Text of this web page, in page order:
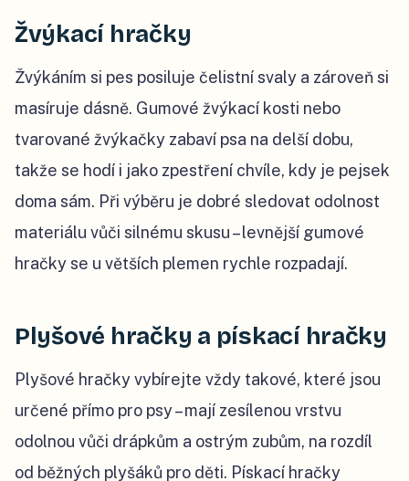
Žvýkací hračky
Žvýkáním si pes posiluje čelistní svaly a zároveň si
masíruje dásně. Gumové žvýkací kosti nebo
tvarované žvýkačky zabaví psa na delší dobu,
takže se hodí i jako zpestření chvíle, kdy je pejsek
doma sám. Při výběru je dobré sledovat odolnost
materiálu vůči silnému skusu – levnější gumové
hračky se u větších plemen rychle rozpadají.
Plyšové hračky a pískací hračky
Plyšové hračky vybírejte vždy takové, které jsou
určené přímo pro psy – mají zesílenou vrstvu
odolnou vůči drápkům a ostrým zubům, na rozdíl
od běžných plyšáků pro děti. Pískací hračky